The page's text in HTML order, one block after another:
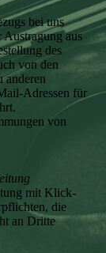
bei uns
aus
des
von den
anderen
Adressen für
von
mit Klick-
die
an Dritte